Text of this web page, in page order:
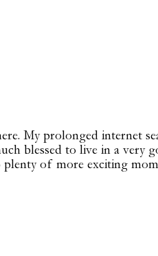
My prolonged internet
blessed to live in a very
of more exciting